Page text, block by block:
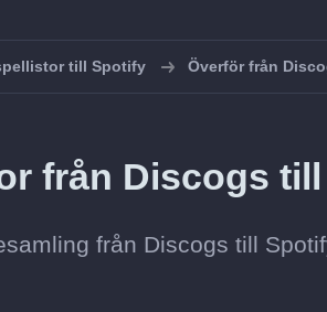
till Spotify Överför från
från Discogs
från Discogs till